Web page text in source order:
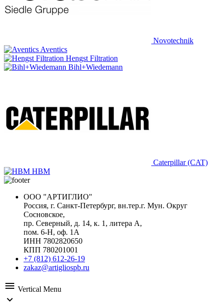
Novotechnik
Aventics
Hengst Filtration
Bihl+Wiedemann
Caterpillar (CAT)
HBM
ООО "АРТИГЛИО"
Россия, г. Санкт-Петербург, вн.тер.г. Мун. Округ
Сосновское,
пр. Северный, д. 14, к. 1, литера А,
пом. 6-Н, оф. 1А
ИНН 7802820650
КПП 780201001
+7 (812) 612-26-19
zakaz@artigliospb.ru
menu Vertical Menu
expand_more